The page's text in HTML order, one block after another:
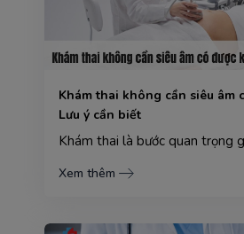
Khám thai không cần siêu âm
Lưu ý cần biết
Xem thêm